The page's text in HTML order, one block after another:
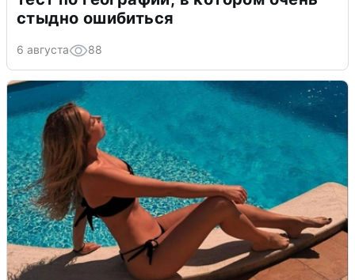
стыдно ошибиться
6 августа 88